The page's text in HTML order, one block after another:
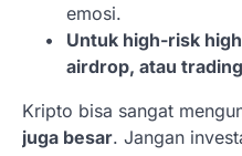
emosi.
Untuk high-risk
airdrop, atau
Kripto bisa sangat
juga besar. Jangan